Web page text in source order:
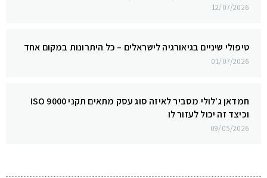
12/07/2026
טיפולי שיניים בגיאורגיה לישראלים – כל היתרונות במקום אחד
01/07/2026
חמדאן ג'לולי מסביר לאיזה סוג עסק מתאים תקני ISO 9000
וכיצד זה יכול לעזור לו
09/05/2026